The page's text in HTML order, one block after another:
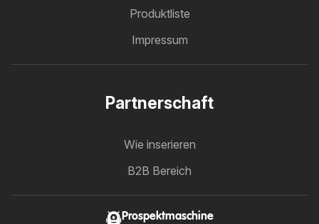
Produktliste
Impressum
Partnerschaft
Wie inserieren
B2B Bereich
Prospektmaschine